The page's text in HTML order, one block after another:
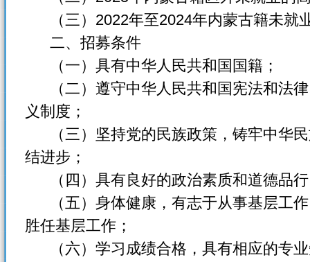
（三）2022年至2024年内蒙古籍未就
二、招募条件
（一）具有中华人民共和国国籍；
（二）遵守中华人民共和国宪法和法律
义制度；
（三）坚持党的民族政策，铸牢中华民
结进步；
（四）具有良好的政治素质和道德品行
（五）身体健康，有志于从事基层工作
胜任基层工作；
（六）学习成绩合格，具有相应的专业